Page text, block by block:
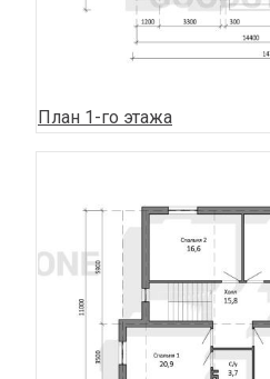
План 1-го этажа